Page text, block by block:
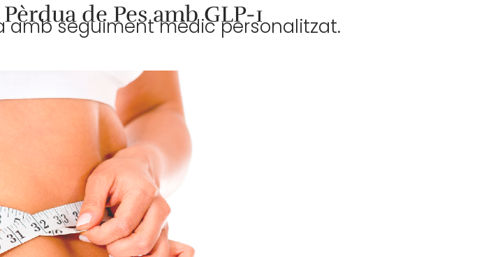
de Pes amb GLP-1
amb seguiment mèdic personalitzat.